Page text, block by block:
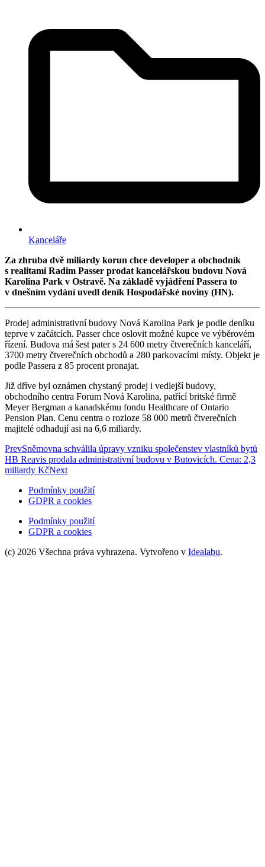
Kanceláře
Za zhruba dvě miliardy korun chce developer a obchodník
s realitami Radim Passer prodat kancelářskou budovu Nová
Karolina Park v Ostravě. Na základě vyjádření Passera to
v dnešním vydání uvedl deník Hospodářské noviny (HN).
Prodej administrativní budovy Nová Karolina Park je podle deníku
teprve v začátcích. Passer chce oslovit možné kupce ve výběrovém
řízení. Budova má šest pater s 24 600 metry čtverečních kanceláří,
3700 metry čtverečních obchodů a 280 parkovacími místy. Objekt je
podle Passera z 85 procent pronajat.
Již dříve byl oznámen chystaný prodej i vedlejší budovy,
obchodního centra Forum Nová Karolina, patřící britské firmě
Meyer Bergman a kanadskému fondu Healthcare of Ontario
Pension Plan. Cenu centra o rozloze 58 000 metrů čtverečních
majitelé odhadují asi na 6,6 miliardy.
PrevSněmovna schválila úpravy vzniku společenstev vlastníků bytů
HB Reavis prodala administrativní budovu v Butovicích. Cena: 2,3
miliardy KčNext
Podmínky použití
GDPR a cookies
Podmínky použití
GDPR a cookies
(c) 2026 Všechna práva vyhrazena. Vytvořeno v Idealabu.